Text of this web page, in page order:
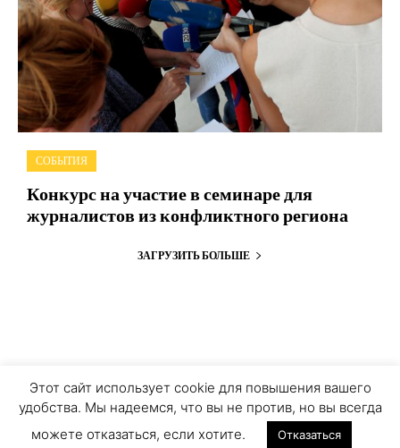
СОБЫТИЯ
Конкурс на участие в семинаре для
журналистов из конфликтного региона
ЗАГРУЗИТЬ БОЛЬШЕ
COOKIE ЗАПИСИ ПРИСОЕДИНЯЙТЕСЬ
Этот сайт использует cookie для повышения вашего
удобства. Мы надеемся, что вы не против, но вы всегда
можете отказаться, если хотите.
Отказаться